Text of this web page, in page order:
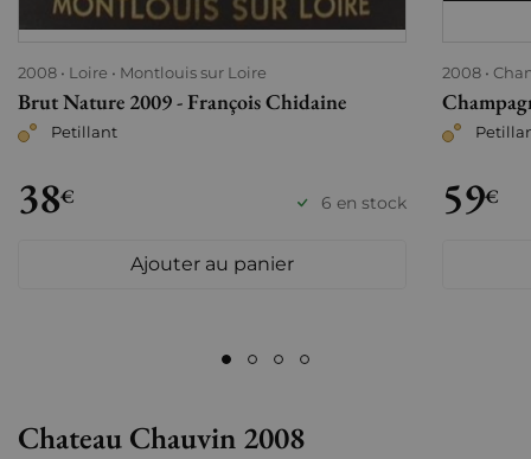
2008 Loire Montlouis sur Loire
Brut Nature 2009 - François Chidaine
Petillant
38€ 6 en stock
Ajouter au panier
2008
59€
Chateau Chauvin 2008